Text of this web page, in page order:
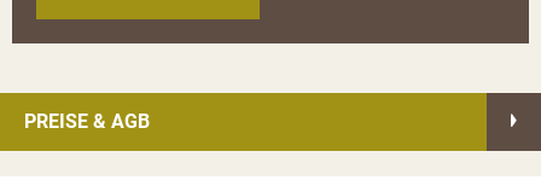
PREISE & AGB